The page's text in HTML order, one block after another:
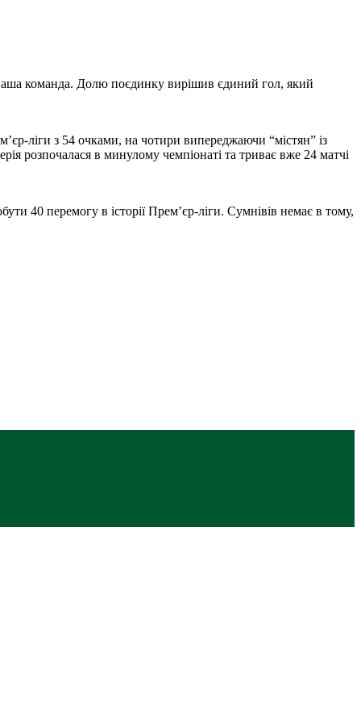
команда. Долю поєдинку вирішив єдиний гол, який
ліги з 54 очками, на чотири випереджаючи “містян” із
розпочалася в минулому чемпіонаті та триває вже 24 матчі
40 перемогу в історії Прем’єр-ліги. Сумнівів немає в тому,